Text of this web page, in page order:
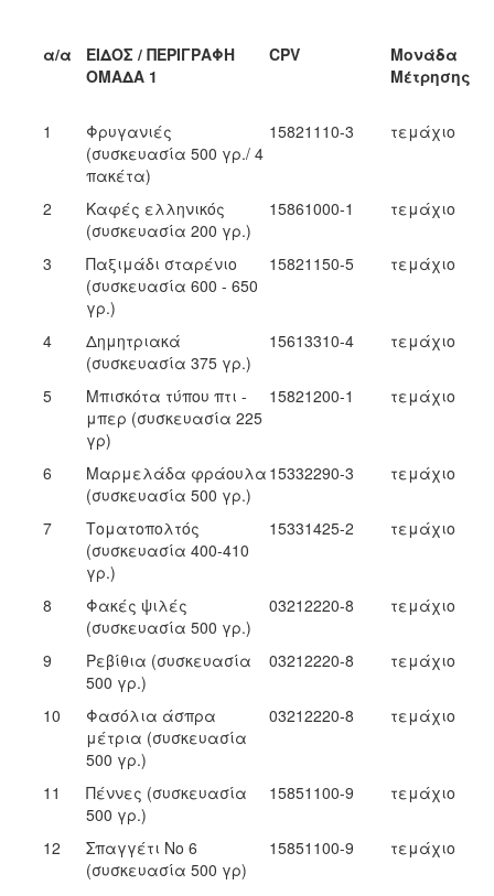
α/α
ΕΙΔΟΣ / ΠΕΡΙΓΡΑΦΗ
ΟΜΑΔΑ 1
CPV
Μονάδα
Μέτρησης
1
Φρυγανιές
(συσκευασία 500 γρ./ 4
πακέτα)
15821110-3 τεμάχιο
2
Καφές ελληνικός
(συσκευασία 200 γρ.)
15861000-1 τεμάχιο
3
Παξιμάδι σταρένιο
(συσκευασία 600 - 650
γρ.)
15821150-5 τεμάχιο
4
Δημητριακά
(συσκευασία 375 γρ.)
15613310-4 τεμάχιο
5
Μπισκότα τύπου πτι -
μπερ (συσκευασία 225
γρ)
15821200-1 τεμάχιο
6
Μαρμελάδα φράουλα
(συσκευασία 500 γρ.)
15332290-3 τεμάχιο
7
Τοματοπολτός
(συσκευασία 400-410
γρ.)
15331425-2 τεμάχιο
8
Φακές ψιλές
(συσκευασία 500 γρ.)
03212220-8 τεμάχιο
9
Ρεβίθια (συσκευασία
500 γρ.)
03212220-8 τεμάχιο
10
Φασόλια άσπρα
μέτρια (συσκευασία
500 γρ.)
03212220-8 τεμάχιο
11
Πέννες (συσκευασία
500 γρ.)
15851100-9 τεμάχιο
12
Σπαγγέτι No 6
(συσκευασία 500 γρ)
15851100-9 τεμάχιο